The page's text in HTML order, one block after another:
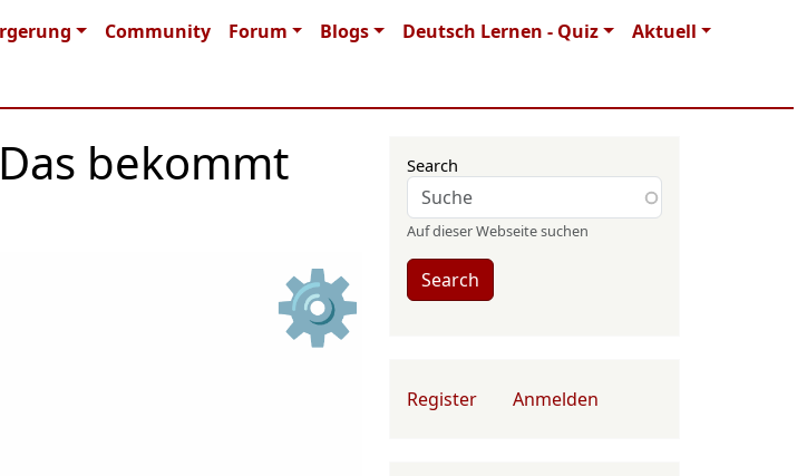
Community Forum Blogs Deutsch Lernen - Quiz
Aktuell
bekommt
⚙
Search
Auf dieser Webseite suchen
Search
User account menu
Register Anmelden